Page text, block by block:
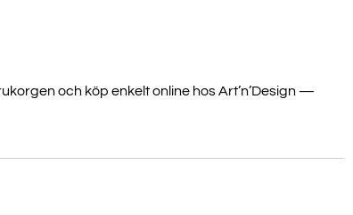
och köp enkelt online hos Art’n’Design —